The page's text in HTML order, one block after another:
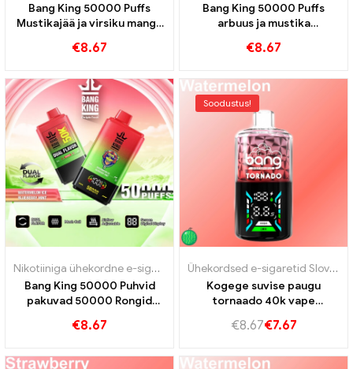
Bang King 50000 Puffs
Mustikajää ja virsiku mango
€8.67
Bang King 50000 Puffs
arbuus ja mustika
tööelu
€8.67
Nikotiiniga ühekordne e-sigaret Ühekordsed e-sigaretid,
Bang King 50000 Puhvid
pakuvad 50000 Rongid
piparmünt
€8.67
Soodustus!
Ühekordsed e-sigaretid Slovakkia
Kogege suvise paugu
tornaado 40k vape
maitset
€8.67€7.67